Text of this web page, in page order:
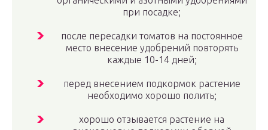
при посадке;
после пересадки томатов на постоянное
место внесение удобрений повторять
каждые 10-14 дней;
перед внесением подкормок растение
необходимо хорошо полить;
хорошо отзывается растение на